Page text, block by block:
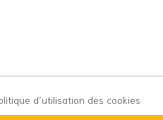
d’utilisation des cookies